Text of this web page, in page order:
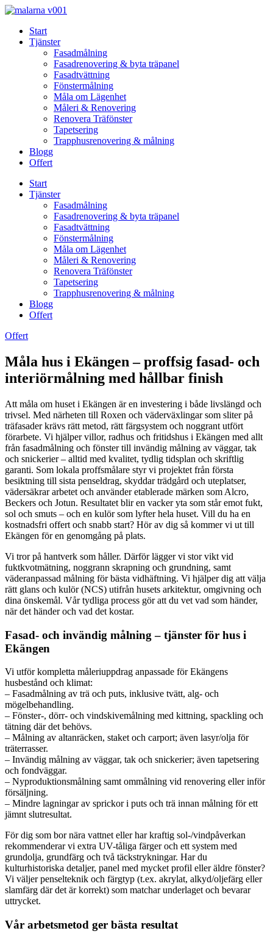
Skip
contentStart
Tjänster
Fasadmålning
Fasadrenovering & byta träpanel
Fasadtvättning
Fönstermålning
Måla om Lägenhet
Måleri & Renovering
Renovera Träfönster
Tapetsering
Trapphusrenovering & målning
Blogg
Offert
Start
Tjänster
Fasadmålning
Fasadrenovering & byta träpanel
Fasadtvättning
Fönstermålning
Måla om Lägenhet
Måleri & Renovering
Renovera Träfönster
Tapetsering
Trapphusrenovering & målning
Blogg
Offert
Offert
Måla hus i Ekängen – proffsig fasad- och
interiörmålning med hållbar finish
Att måla om huset i Ekängen är en investering i både livslängd och
trivsel. Med närheten till Roxen och väderväxlingar som sliter på
träfasader krävs rätt metod, rätt färgsystem och noggrant utfört
förarbete. Vi hjälper villor, radhus och fritidshus i Ekängen med allt
från fasadmålning och fönster till invändig målning av väggar, tak
och snickerier – alltid med kvalitet, tydlig tidsplan och skriftlig
garanti. Som lokala proffsmålare styr vi projektet från första
besiktning till sista penseldrag, skyddar trädgård och uteplatser,
vädersäkrar arbetet och använder etablerade märken som Alcro,
Beckers och Jotun. Resultatet blir en vacker yta som står emot fukt,
sol och smuts – och en kulör som lyfter hela huset. Vill du ha en
kostnadsfri offert och snabb start? Hör av dig så kommer vi ut till
Ekängen för en genomgång på plats.
Vi tror på hantverk som håller. Därför lägger vi stor vikt vid
fuktkvotmätning, noggrann skrapning och grundning, samt
väderanpassad målning för bästa vidhäftning. Vi hjälper dig att välja
rätt glans och kulör (NCS) utifrån husets arkitektur, omgivning och
dina önskemål. Vår tydliga process gör att du vet vad som händer,
när det händer och vad det kostar.
Fasad- och invändig målning – tjänster för hus i
Ekängen
Vi utför kompletta måleriuppdrag anpassade för Ekängens
husbestånd och klimat:
– Fasadmålning av trä och puts, inklusive tvätt, alg- och
mögelbehandling.
– Fönster-, dörr- och vindskivemålning med kittning, spackling och
tätning där det behövs.
– Målning av altanräcken, staket och carport; även lasyr/olja för
träterrasser.
– Invändig målning av väggar, tak och snickerier; även tapetsering
och fondväggar.
– Nyproduktionsmålning samt ommålning vid renovering eller inför
försäljning.
– Mindre lagningar av sprickor i puts och trä innan målning för ett
jämnt slutresultat.
För dig som bor nära vattnet eller har kraftig sol-/vindpåverkan
rekommenderar vi extra UV-tåliga färger och ett system med
grundolja, grundfärg och två täckstrykningar. Har du
kulturhistoriska detaljer, panel med mycket profil eller äldre fönster?
Vi väljer penselteknik och färgtyp (t.ex. akrylat, alkyd/oljefärg eller
slamfärg där det är korrekt) som matchar underlaget och bevarar
uttrycket.
Vår arbetsmetod ger bästa resultat